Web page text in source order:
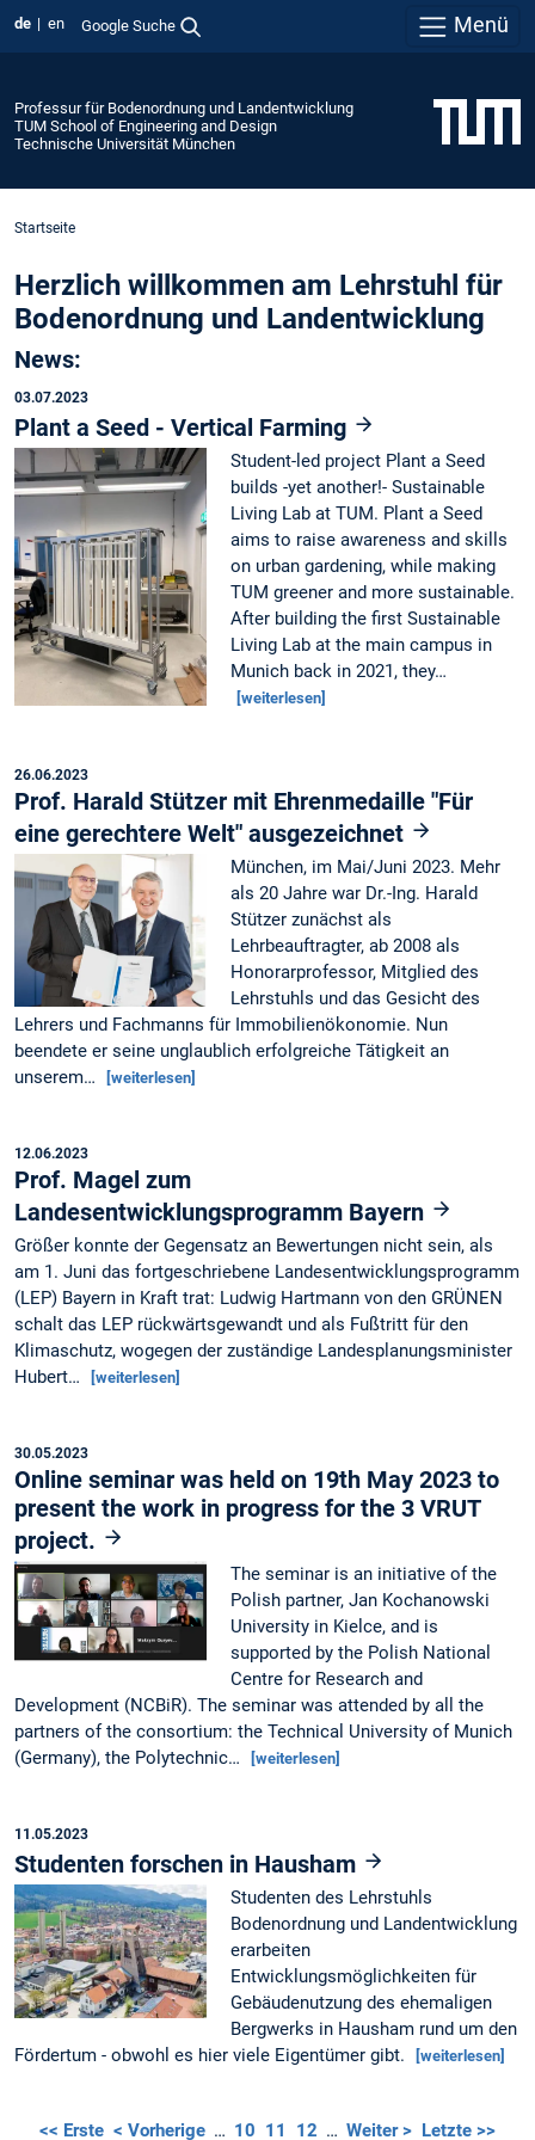
de en Google Suche Menü
Professur für Bodenordnung und Landentwicklung
TUM School of Engineering and Design
Technische Universität München
Startseite
Herzlich willkommen am Lehrstuhl für
Bodenordnung und Landentwicklung
News:
03.07.2023
Plant a Seed - Vertical Farming
Student-led project Plant a Seed
builds -yet another!- Sustainable
Living Lab at TUM. Plant a Seed
aims to raise awareness and skills
on urban gardening, while making
TUM greener and more sustainable.
After building the first Sustainable
Living Lab at the main campus in
Munich back in 2021, they…
[weiterlesen]
26.06.2023
Prof. Harald Stützer mit Ehrenmedaille "Für
eine gerechtere Welt" ausgezeichnet
München, im Mai/Juni 2023. Mehr
als 20 Jahre war Dr.-Ing. Harald
Stützer zunächst als
Lehrbeauftragter, ab 2008 als
Honorarprofessor, Mitglied des
Lehrstuhls und das Gesicht des
Lehrers und Fachmanns für Immobilienökonomie. Nun
beendete er seine unglaublich erfolgreiche Tätigkeit an
unserem…
[weiterlesen]
12.06.2023
Prof. Magel zum
Landesentwicklungsprogramm Bayern
Größer konnte der Gegensatz an Bewertungen nicht sein, als
am 1. Juni das fortgeschriebene Landesentwicklungsprogramm
(LEP) Bayern in Kraft trat: Ludwig Hartmann von den GRÜNEN
schalt das LEP rückwärtsgewandt und als Fußtritt für den
Klimaschutz, wogegen der zuständige Landesplanungsminister
Hubert…
[weiterlesen]
30.05.2023
Online seminar was held on 19th May 2023 to
present the work in progress for the 3 VRUT
project.
The seminar is an initiative of the
Polish partner, Jan Kochanowski
University in Kielce, and is
supported by the Polish National
Centre for Research and
Development (NCBiR). The seminar was attended by all the
partners of the consortium: the Technical University of Munich
(Germany), the Polytechnic…
[weiterlesen]
11.05.2023
Studenten forschen in Hausham
Studenten des Lehrstuhls
Bodenordnung und Landentwicklung
erarbeiten
Entwicklungsmöglichkeiten für
Gebäudenutzung des ehemaligen
Bergwerks in Hausham rund um den
Fördertum - obwohl es hier viele Eigentümer gibt.
[weiterlesen]
<< Erste < Vorherige … 10 11 12 … Weiter > Letzte >>